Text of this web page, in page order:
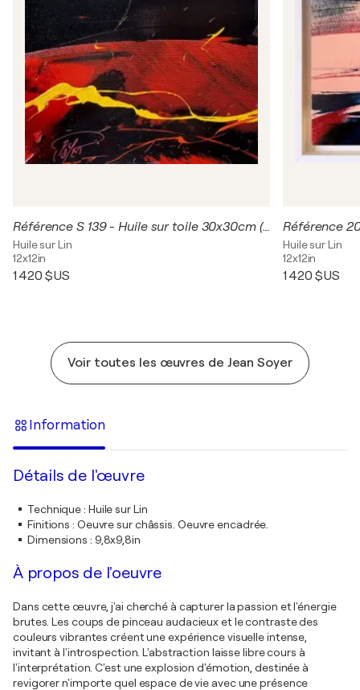
Référence S 139 - Huile sur toile 30x30cm (encadrée caisse américaine)
Huile sur Lin
12x12in
1 420 $US
Huile sur Lin
12x12in
1 420 $US
Voir toutes les œuvres de Jean Soyer
Information
Détails de l'œuvre
Technique: Huile sur Lin
Finitions : Oeuvre sur châssis. Oeuvre encadrée.
Dimensions : 9,8x9,8in
À propos de l'oeuvre
Dans cette œuvre, j'ai cherché à capturer la passion et l'énergie
brutes. Les coups de pinceau audacieux et le contraste des
couleurs vibrantes créent une expérience visuelle intense,
invitant à l'introspection. L'abstraction laisse libre cours à
l'interprétation. C'est une explosion d'émotion, destinée à
revigorer n'importe quel espace de vie avec une présence